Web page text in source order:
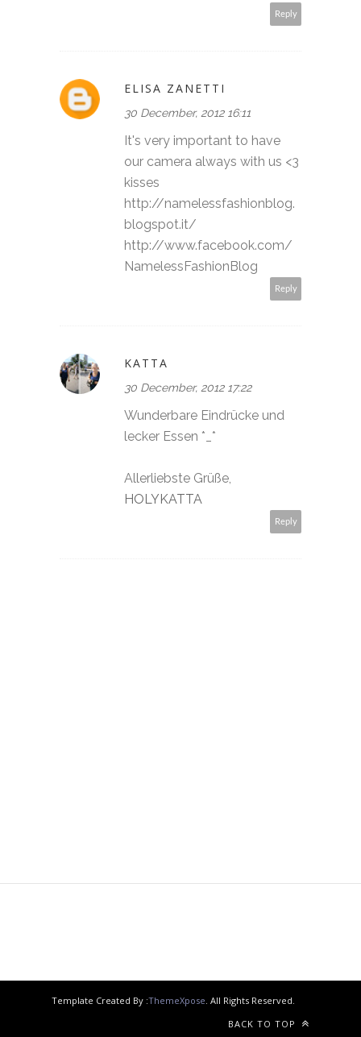
Reply
ELISA ZANETTI
30 December, 2012 16:11
It's very important to have
our camera always with us <3
kisses
http://namelessfashionblog.
blogspot.it/
http://www.facebook.com/
NamelessFashionBlog
Reply
KATTA
30 December, 2012 17:22
Wunderbare Eindrücke und
lecker Essen *_*
Allerliebste Grüße,
HOLYKATTA
Reply
Template Created By :ThemeXpose . All Rights Reserved.
BACK TO TOP